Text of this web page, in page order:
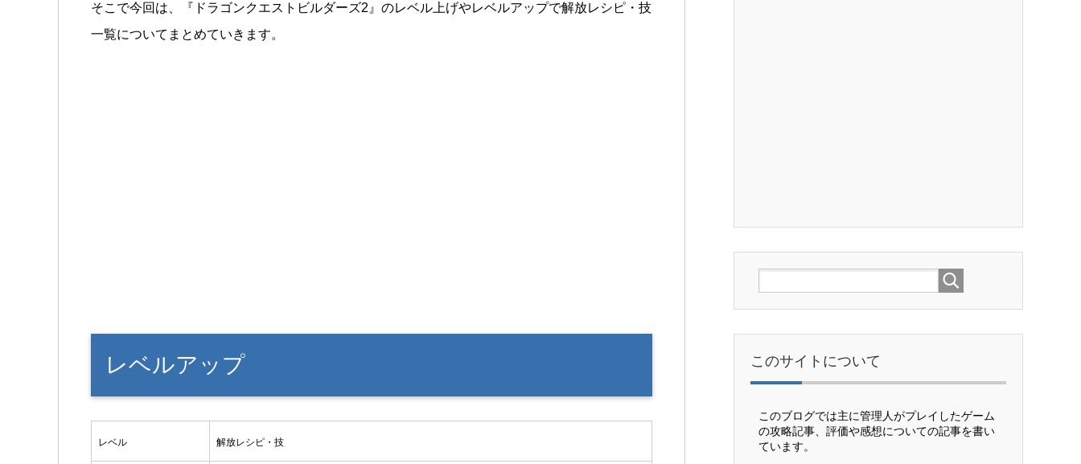
そこで今回は、『ドラゴンクエストビルダーズ2』のレベル上げやレベルアップで解放レシピ・技
一覧についてまとめていきます。
レベルアップ
レベル 解放レシピ・技
このサイトについて
このブログでは主に管理人がプレイしたゲーム
の攻略記事、評価や感想についての記事を書い
ています。